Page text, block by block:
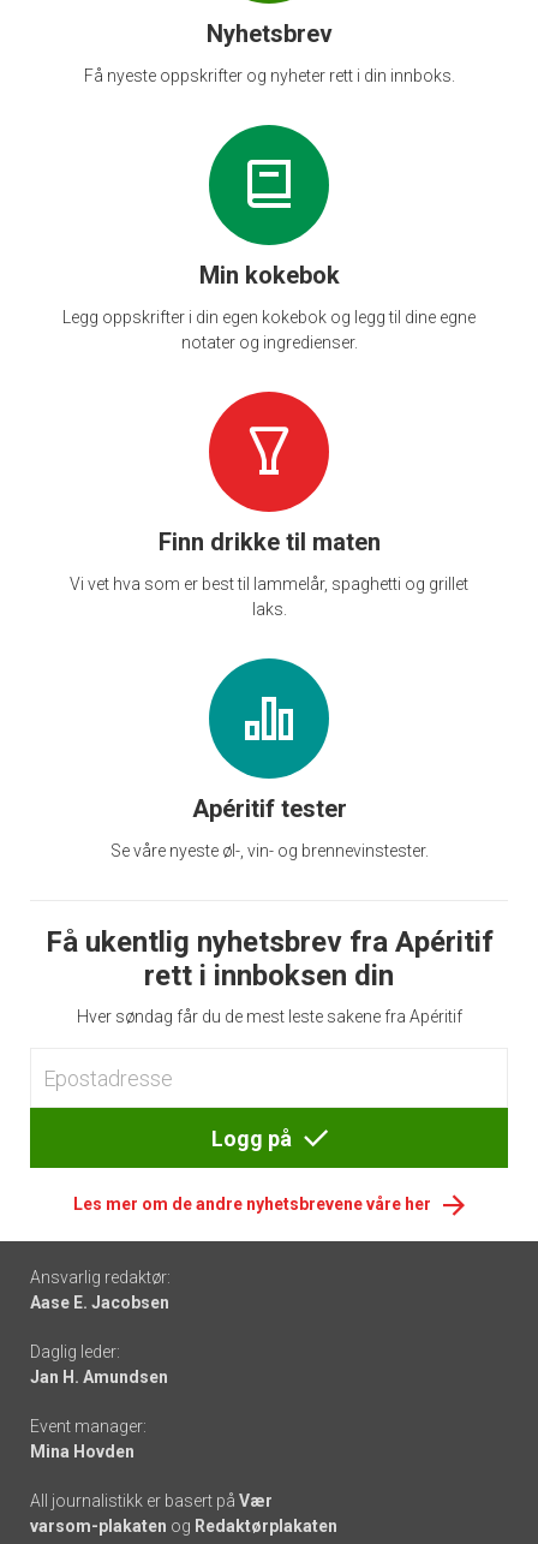
Nyhetsbrev
Få nyeste oppskrifter og nyheter rett i din innboks.
Min kokebok
Legg oppskrifter i din egen kokebok og legg til dine egne
notater og ingredienser.
Finn drikke til maten
Vi vet hva som er best til lammelår, spaghetti og grillet
laks.
Apéritif tester
Se våre nyeste øl-, vin- og brennevinstester.
Få ukentlig nyhetsbrev fra Apéritif
rett i innboksen din
Hver søndag får du de mest leste sakene fra Apéritif
Logg på
Les mer om de andre nyhetsbrevene våre her
Footer
-
links
Ansvarlig redaktør:
Aase E. Jacobsen
Daglig leder:
Jan H. Amundsen
Event manager:
Mina Hovden
All journalistikk er basert på Vær
varsom-plakaten og Redaktørplakaten